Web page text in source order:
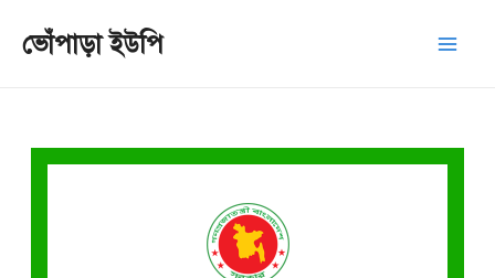
ভোঁপাড়া ইউপি